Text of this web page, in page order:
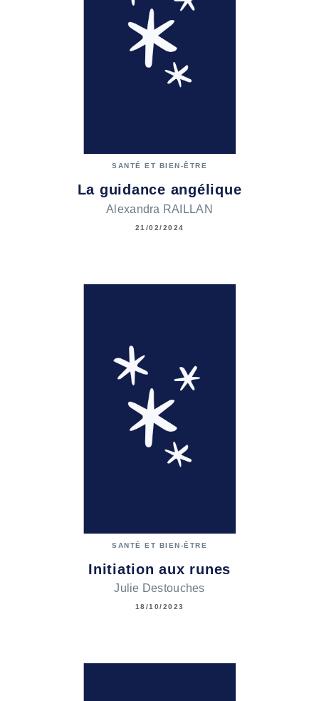
SANTÉ ET BIEN-ÊTRE
La guidance angélique
Alexandra RAILLAN
21/02/2024
SANTÉ ET BIEN-ÊTRE
Initiation aux runes
Julie Destouches
18/10/2023